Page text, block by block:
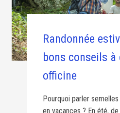
Randonnée
bons conseils à
officine
Pourquoi parler
en vacances ? En été,